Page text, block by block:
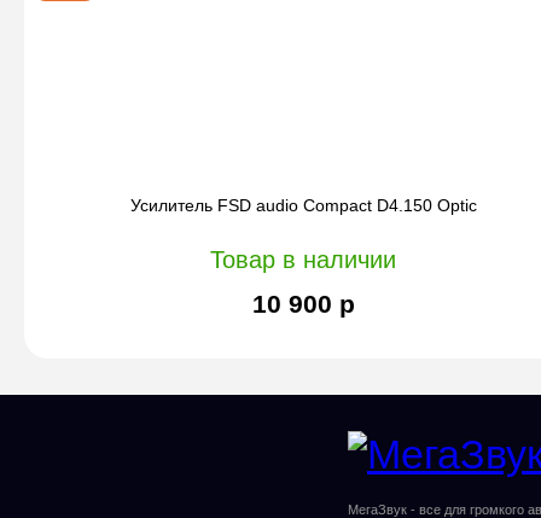
Усилитель FSD audio Compact D4.150 Optic
Товар в наличии
10 900 р
МегаЗвук - все для громкого